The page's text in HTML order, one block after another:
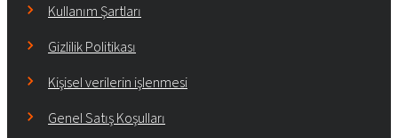
Kullanım Şartları
Gizlilik Politikası
Kişisel verilerin işlenmesi
Genel Satış Koşulları